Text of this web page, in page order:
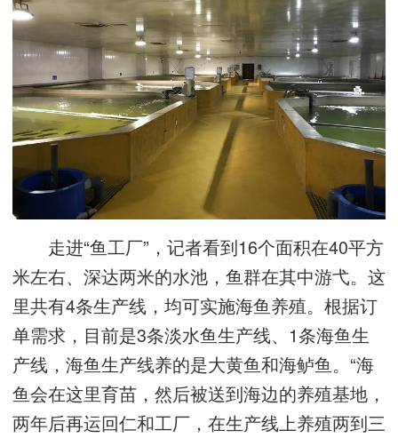
走进“鱼工厂”，记者看到16个面积在40平方
米左右、深达两米的水池，鱼群在其中游弋。这
里共有4条生产线，均可实施海鱼养殖。根据订
单需求，目前是3条淡水鱼生产线、1条海鱼生
产线，海鱼生产线养的是大黄鱼和海鲈鱼。“海
鱼会在这里育苗，然后被送到海边的养殖基地，
两年后再运回仁和工厂，在生产线上养殖两到三